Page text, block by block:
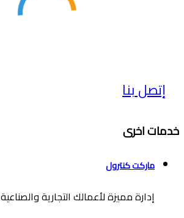
إتصل بنا
خدمات اخرى
ماركت كنترول
إدارة مميزة لأعمالك التجارية والصناعية